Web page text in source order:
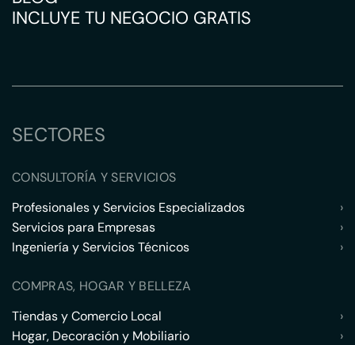
INCLUYE TU NEGOCIO GRATIS
SECTORES
CONSULTORÍA Y SERVICIOS
Profesionales y Servicios Especializados
›
Servicios para Empresas
›
Ingeniería y Servicios Técnicos
›
COMPRAS, HOGAR Y BELLEZA
Tiendas y Comercio Local
›
Hogar, Decoración y Mobiliario
›